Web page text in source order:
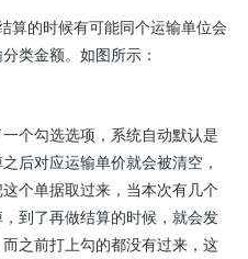
算的时候有可能同个运输单位会
类金额。如图所示：
个勾选选项，系统自动默认是
后对应运输单价就会被清空，
个单据取过来，当本次有几个
到了再做结算的时候，就会发
之前打上勾的都没有过来，这